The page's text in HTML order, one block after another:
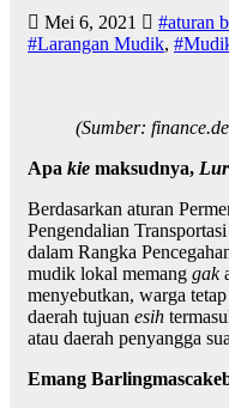
Mei 6, 2021 #aturan
#Larangan Mudik,
(Sumber:
Apa kie maksudnya, Lur
Berdasarkan aturan
Pengendalian
dalam Rangka
mudik lokal memang gak
menyebutkan, warga
daerah tujuan esih
atau daerah penyangga
Emang